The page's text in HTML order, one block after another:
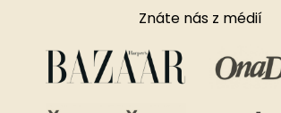
Znáte nás z médií